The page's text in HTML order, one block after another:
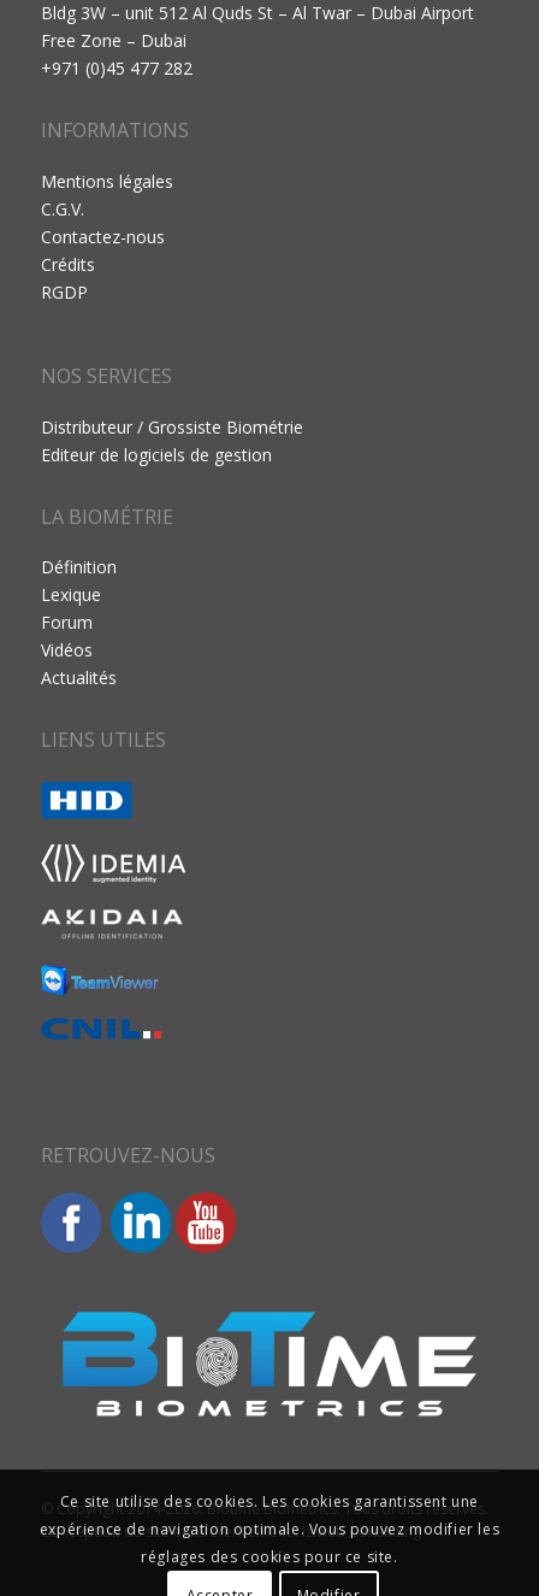
Bldg 3W – unit 512 Al Quds St – Al Twar – Dubai Airport
Free Zone – Dubai
+971 (0)45 477 282
INFORMATIONS
Mentions légales
C.G.V.
Contactez-nous
Crédits
RGDP
NOS SERVICES
Distributeur / Grossiste Biométrie
Editeur de logiciels de gestion
LA BIOMÉTRIE
Définition
Lexique
Forum
Vidéos
Actualités
LIENS UTILES
RETROUVEZ-NOUS
© Copyright 2014-2026. Biotime Biometrics. Tous droits réservés.
Conception du site et référencement : Iziweb Consulting
Ce site utilise des cookies. Les cookies garantissent une
expérience de navigation optimale. Vous pouvez modifier les
réglages des cookies pour ce site.